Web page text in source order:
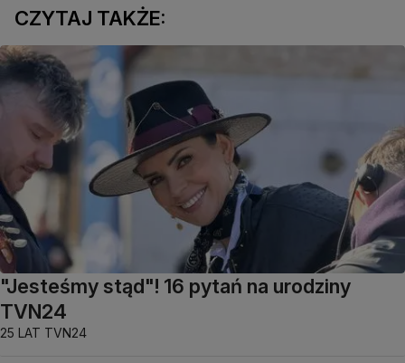
CZYTAJ TAKŻE:
"Jesteśmy stąd"! 16 pytań na urodziny
TVN24
25 LAT TVN24